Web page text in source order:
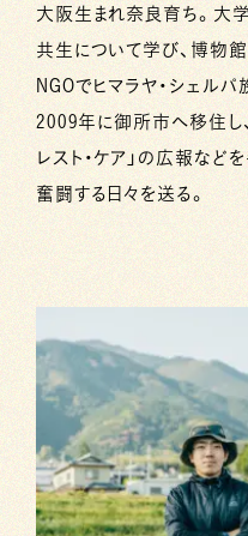
大阪生まれ奈良育ち。大
共生について学び、博物
NGOでヒマラヤ・シェル
2009年に御所市へ移住し
レスト・ケア」の広報など
奮闘する日々を送る。